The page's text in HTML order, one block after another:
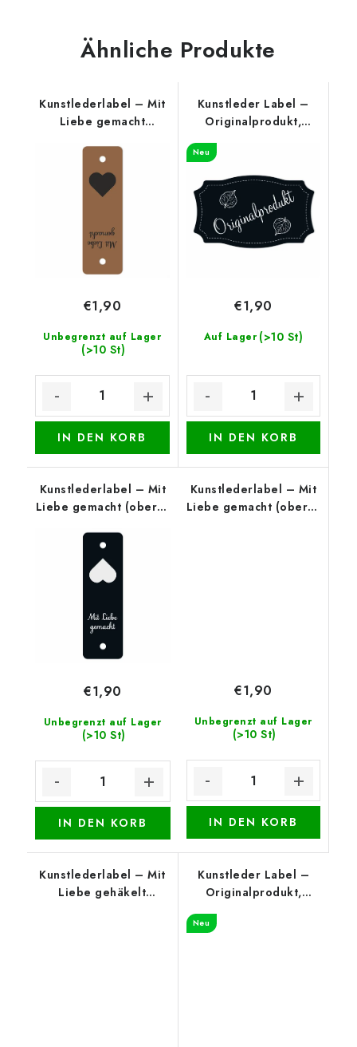
Ähnliche Produkte
Kunstlederlabel – Mit
Liebe gemacht
Cognac
Unbegrenzt auf Lager
(>10 St)
€1,90
IN DEN KORB
Kunstleder Label –
Originalprodukt,
Neu
Auf Lager (>10 St)
€1,90
IN DEN KORB
Kunstlederlabel – Mit
Liebe gemacht (oberer
Unbegrenzt auf Lager
(>10 St)
€1,90
IN DEN KORB
Kunstlederlabel – Mit
Liebe gemacht (oberer
Unbegrenzt auf Lager
(>10 St)
€1,90
IN DEN KORB
Kunstlederlabel – Mit
Liebe gehäkelt
Kunstleder Label –
Originalprodukt,
Neu